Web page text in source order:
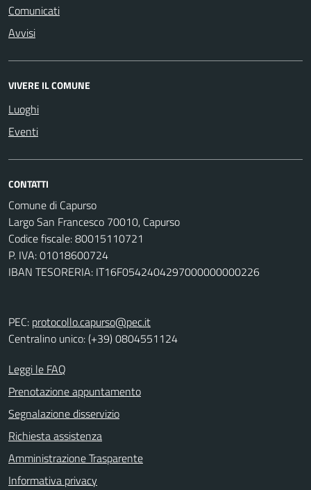
Comunicati
Avvisi
VIVERE IL COMUNE
Luoghi
Eventi
CONTATTI
Comune di Capurso
Largo San Francesco 70010, Capurso
Codice fiscale: 80015110721
P. IVA: 01018600724
IBAN TESORERIA: IT16F0542404297000000000226
PEC: protocollo.capurso@pec.it
Centralino unico: (+39) 0804551124
Leggi le FAQ
Prenotazione appuntamento
Segnalazione disservizio
Richiesta assistenza
Amministrazione Trasparente
Informativa privacy